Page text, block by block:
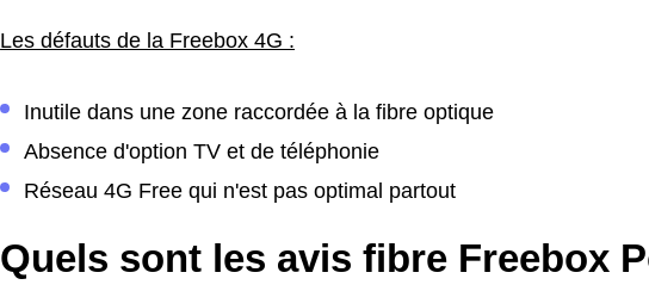
Les défauts de la Freebox 4G :
Inutile dans une zone raccordée à la fibre optique
Absence d'option TV et de téléphonie
Réseau 4G Free qui n'est pas optimal partout
Quels sont les avis fibre Freebox